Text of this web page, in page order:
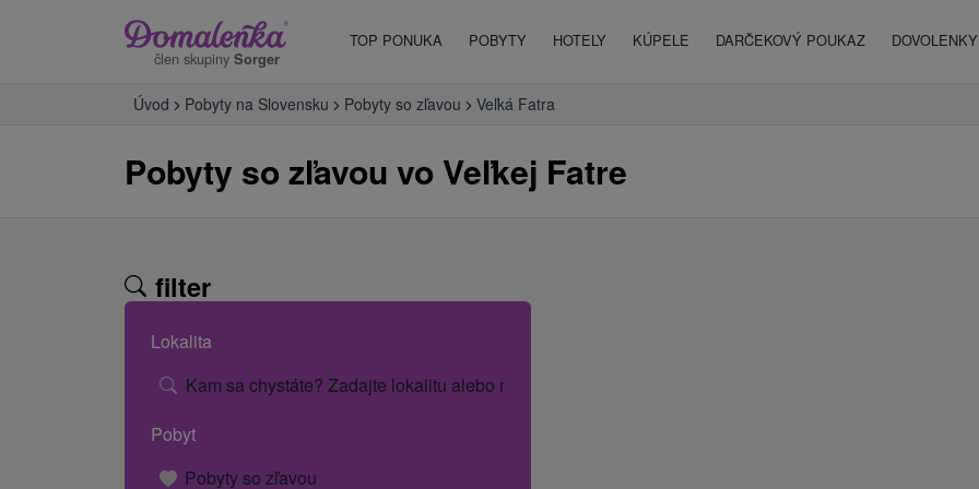
člen skupiny Sorger
TOP PONUKA POBYTY HOTELY KÚPELE DARČEKOVÝ POUKAZ
Úvod Pobyty na Slovensku Pobyty so zľavou Veľká Fatra
Pobyty so zľavou vo Veľkej Fatre
filter
Lokalita
Kam sa chystáte? Zadajte lokalitu alebo názov hotela.
Pobyt
Pobyty so zľavou